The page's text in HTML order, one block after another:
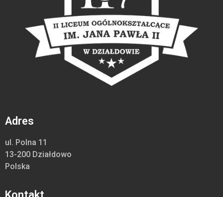
Adres
ul. Polna 11
13-200 Działdowo
Polska